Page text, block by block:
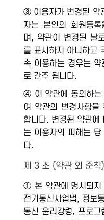
③ 이용자가 변경된 약
자는 본인의 회원등
며, 약관이 변경된 날
를 표시하지 아니하고
속 이용하는 경우는
로 간주 됩니다.
④ 이 약관에 동의하는
여 약관의 변경사항을
합니다. 변경된 약관에
는 이용자의 피해는
다.
제 3 조 (약관 외 준칙)
① 본 약관에 명시되지
전기통신사업법, 정보
통신 윤리강령, 프로